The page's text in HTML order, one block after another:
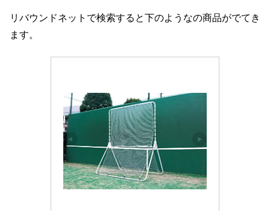
リバウンドネットで検索すると下のようなの商品がでてき
ます。